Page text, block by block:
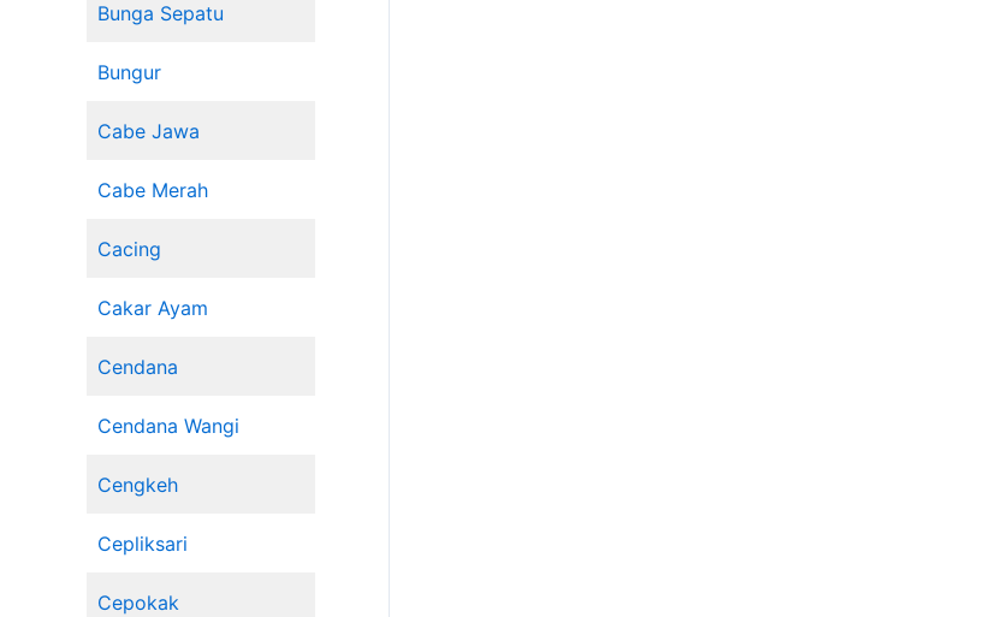
Bunga Sepatu
Bungur
Cabe Jawa
Cabe Merah
Cacing
Cakar Ayam
Cendana
Cendana Wangi
Cengkeh
Cepliksari
Cepokak